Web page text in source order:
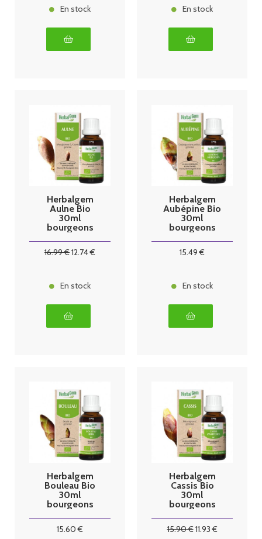
En stock En stock
Herbalgem
Aulne Bio
30ml
bourgeons
16.99€12.74€
En stock
Herbalgem
Aubépine Bio
30ml
bourgeons
15.49 €
En stock
Herbalgem
Bouleau Bio
30ml
bourgeons
15.60 €
Herbalgem
Cassis Bio
30ml
bourgeons
15.90€11.93€